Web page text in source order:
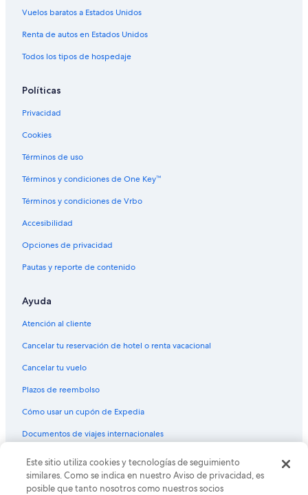
Vuelos baratos a Estados Unidos
Renta de autos en Estados Unidos
Todos los tipos de hospedaje
Políticas
Privacidad
Cookies
Términos de uso
Términos y condiciones de One Key™
Términos y condiciones de Vrbo
Accesibilidad
Opciones de privacidad
Pautas y reporte de contenido
Ayuda
Atención al cliente
Cancelar tu reservación de hotel o renta vacacional
Cancelar tu vuelo
Plazos de reembolso
Cómo usar un cupón de Expedia
Documentos de viajes internacionales
© 2026 Expedia, Inc., una empresa de Expedia Group. Todos los
derechos reservados. Expedia y el logo de Expedia son marcas
registradas o marcas comerciales de Expedia, Inc. CST# 2029030-50.
Este sitio utiliza cookies y tecnologías de seguimiento
similares. Como se indica en nuestro Aviso de privacidad, es
posible que tanto nosotros como nuestros socios